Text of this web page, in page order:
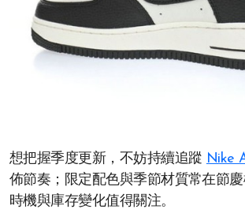
想把握季度更新，不妨持續追蹤 Nike
佈節奏；限定配色與季節材質常在節
時機與庫存變化值得關注。